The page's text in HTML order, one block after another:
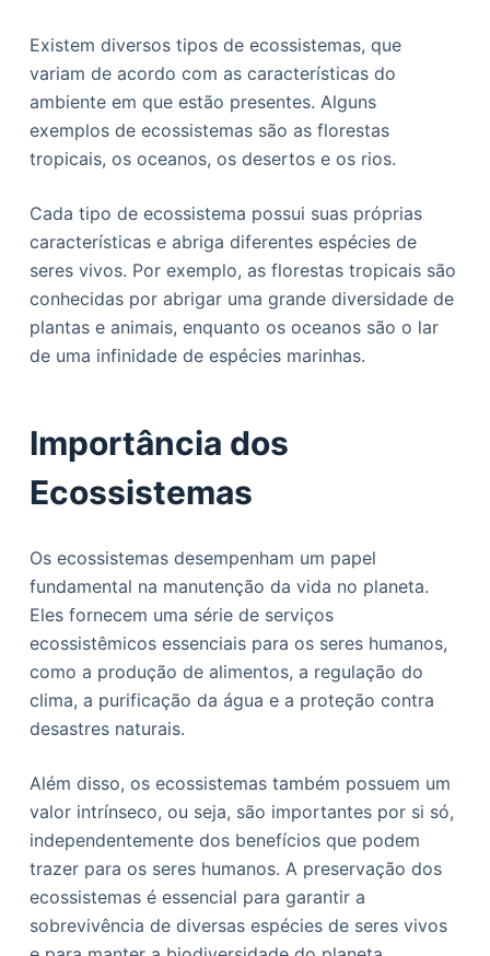
Existem diversos tipos de ecossistemas, que
variam de acordo com as características do
ambiente em que estão presentes. Alguns
exemplos de ecossistemas são as florestas
tropicais, os oceanos, os desertos e os rios.
Cada tipo de ecossistema possui suas próprias
características e abriga diferentes espécies de
seres vivos. Por exemplo, as florestas tropicais são
conhecidas por abrigar uma grande diversidade de
plantas e animais, enquanto os oceanos são o lar
de uma infinidade de espécies marinhas.
Importância dos
Ecossistemas
Os ecossistemas desempenham um papel
fundamental na manutenção da vida no planeta.
Eles fornecem uma série de serviços
ecossistêmicos essenciais para os seres humanos,
como a produção de alimentos, a regulação do
clima, a purificação da água e a proteção contra
desastres naturais.
Além disso, os ecossistemas também possuem um
valor intrínseco, ou seja, são importantes por si só,
independentemente dos benefícios que podem
trazer para os seres humanos. A preservação dos
ecossistemas é essencial para garantir a
sobrevivência de diversas espécies de seres vivos